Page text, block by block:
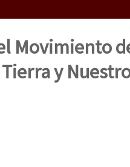
e a natureza e a
Movimiento
y